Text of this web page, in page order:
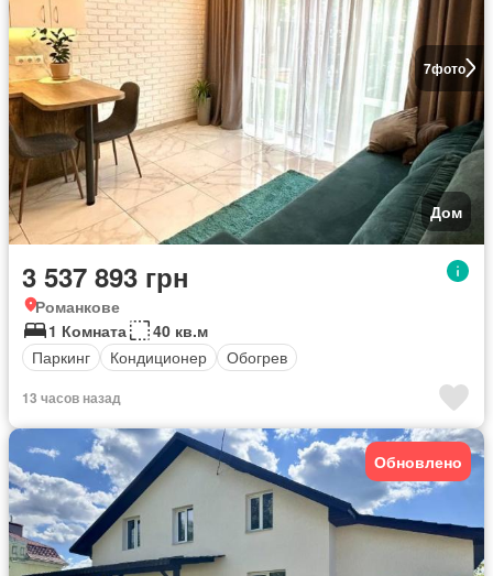
7фото
Дом
3 537 893 грн
Романкове
1 Комната
40 кв.м
Паркинг
Кондиционер Обогрев
13 часов назад
Обновлено